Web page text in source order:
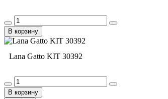
В корзину
Lana Gatto KIT 30392
В корзину